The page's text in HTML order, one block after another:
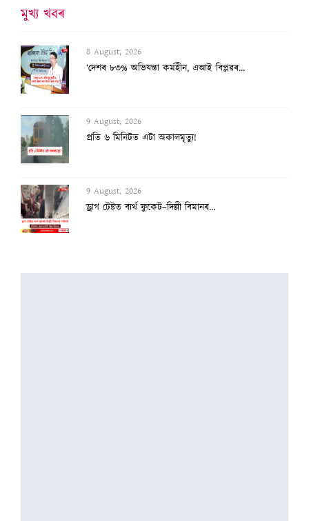
মুখ্য খবৰ
8 August, 2026
‘দেশৰ ৮৩% অভিযন্তা কৰ্মহীন, এআই বিপ্লৱৰ...
9 August, 2026
প্ৰতি ৬ মিনিটত এটা অকালমৃত্যু!
9 August, 2026
ড্ৰাগ টেষ্টত ব্যৰ্থ ফুকেট–দিল্লী বিমানৰ...
ডেটিং এপত বন্ধুত্ব, ঘনিষ্ঠ মুহূৰ্তৰ ছবি...